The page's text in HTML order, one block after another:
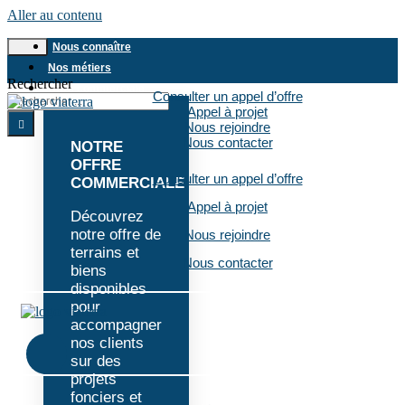
Aller au contenu
Nous connaître
Nos métiers
Offre commerciale
NOTRE
OFFRE
COMMERCIALE
Découvrez
notre offre de
terrains et
biens
disponibles
pour
accompagner
nos clients
sur des
projets
fonciers et
Rechercher
Consulter un appel d’offre
Appel à projet
Nous rejoindre
Nous contacter
Consulter un appel d’offre
Appel à projet
Nous rejoindre
Nous contacter